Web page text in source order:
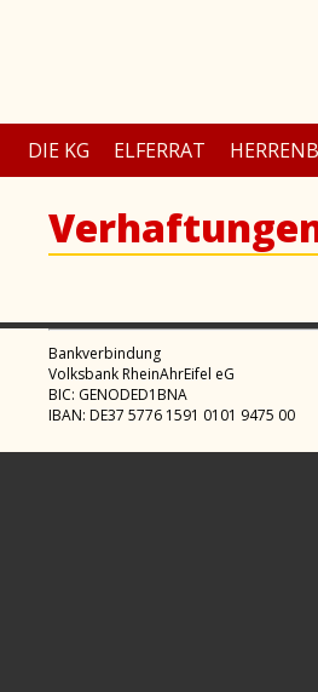
DIE KG ELFERRAT
Bankverbindung
Volksbank RheinAhrEifel eG
BIC: GENODED1BNA
IBAN: DE37 5776 1591 0101 9475 00